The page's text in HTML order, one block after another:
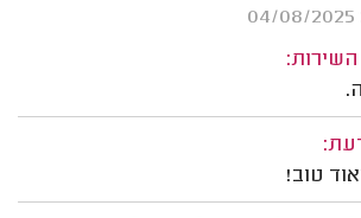
השירות:
טוב!